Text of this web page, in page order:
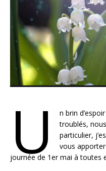
U
n brin
troublés,
particulier,
vous
journée de 1er mai à toutes